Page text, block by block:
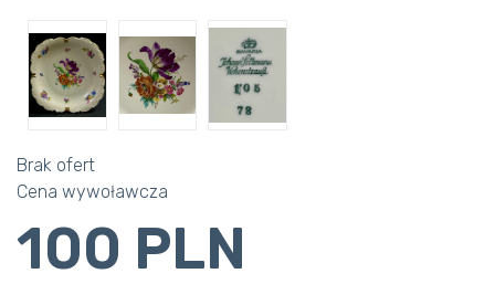
Brak ofert
Cena wywoławcza
100 PLN